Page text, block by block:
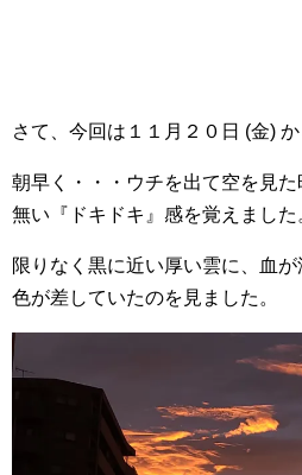
さて、今回は１１月２０日 (金) か
朝早く・・・ウチを出て空を見
無い『ドキドキ』感を覚えました
限りなく黒に近い厚い雲に、血
色が差していたのを見ました。